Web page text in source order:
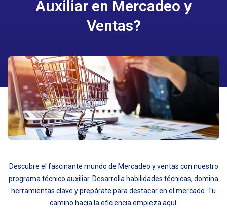
Auxiliar en Mercadeo y
Ventas?
Descubre el fascinante mundo de Mercadeo y ventas con nuestro
programa técnico auxiliar. Desarrolla habilidades técnicas, domina
herramientas clave y prepárate para destacar en el mercado. Tu
camino hacia la eficiencia empieza aquí.